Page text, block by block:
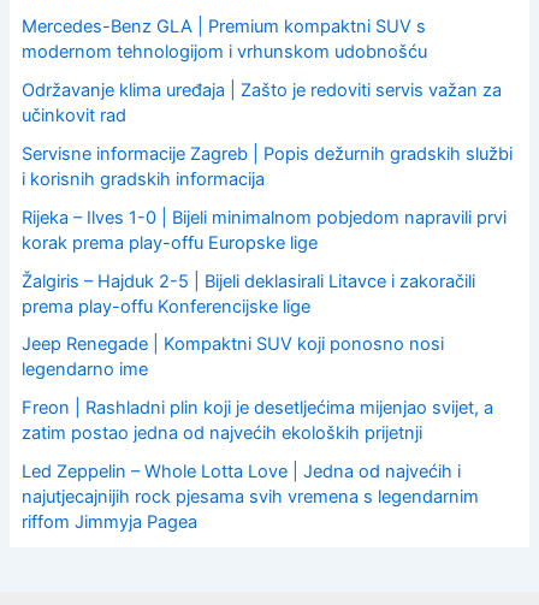
Mercedes-Benz GLA | Premium kompaktni SUV s
modernom tehnologijom i vrhunskom udobnošću
Održavanje klima uređaja | Zašto je redoviti servis važan za
učinkovit rad
Servisne informacije Zagreb | Popis dežurnih gradskih službi
i korisnih gradskih informacija
Rijeka – Ilves 1-0 | Bijeli minimalnom pobjedom napravili prvi
korak prema play-offu Europske lige
Žalgiris – Hajduk 2-5 | Bijeli deklasirali Litavce i zakoračili
prema play-offu Konferencijske lige
Jeep Renegade | Kompaktni SUV koji ponosno nosi
legendarno ime
Freon | Rashladni plin koji je desetljećima mijenjao svijet, a
zatim postao jedna od najvećih ekoloških prijetnji
Led Zeppelin – Whole Lotta Love | Jedna od najvećih i
najutjecajnijih rock pjesama svih vremena s legendarnim
riffom Jimmyja Pagea